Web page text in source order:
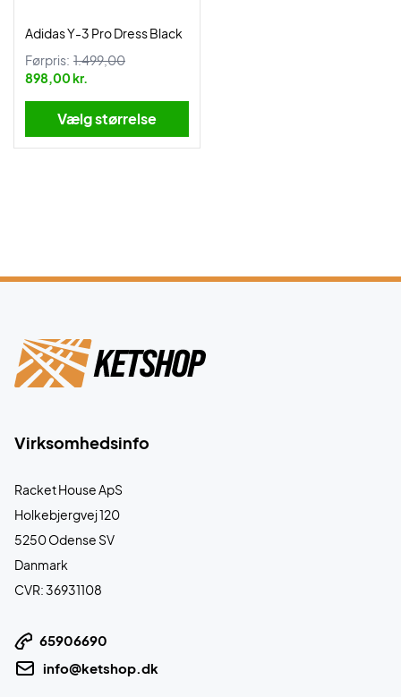
Adidas Y-3 Pro Dress Black
Førpris: 1.499,00
898,00 kr.
Vælg størrelse
Virksomhedsinfo
Racket House ApS
Holkebjergvej 120
5250 Odense SV
Danmark
CVR: 36931108
65906690
info@ketshop.dk